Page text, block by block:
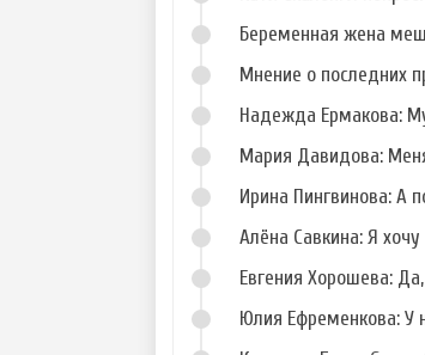
Фото Александра
Сивкова
Фото
Фото Константина
Аманатидиса
Беременная жена
Мнение о последних
Надежда Ермакова:
Мария Давидова:
Ирина Пингвинова: А
Алёна Савкина: Я хочу
Евгения Хорошева:
Юлия Ефременкова: У